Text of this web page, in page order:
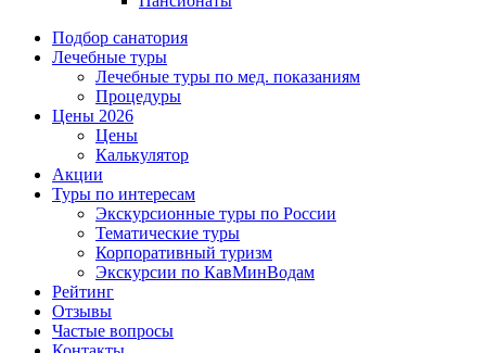
Подбор санатория
Лечебные туры
Лечебные туры по мед. показаниям
Процедуры
Цены 2026
Цены
Калькулятор
Акции
Туры по интересам
Экскурсионные туры по России
Тематические туры
Корпоративный туризм
Экскурсии по КавМинВодам
Рейтинг
Отзывы
Частые вопросы